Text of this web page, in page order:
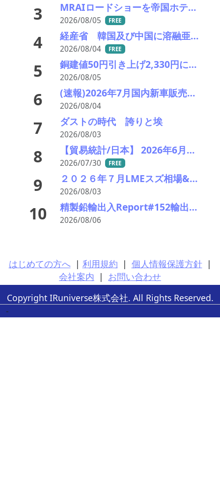
3 MRAIロードショーを帝国ホテルで開催 「MRAI国際ビジネスサミット(IBS2026)」、日本のリサイクル企業に参加呼びかけ
2026/08/05 FREE
4 経産省 韓国及び中国に溶融亜鉛メッキ類鋼材に対し不当廉売関税の課税を発表
2026/08/04 FREE
5 銅建値50円引き上げ2,330円に 中東緊張緩和期待でLME続伸、円高も一服
2026/08/05
6 (速報)2026年7月国内新車販売 41万7千台 前年同月比7%増加 4か月連続プラス
2026/08/04
7 ダストの時代 誇りと埃
2026/08/03
8 【貿易統計/日本】 2026年6月一覧表
2026/07/30 FREE
9 ２０２６年７月LMEスズ相場&在庫の推移一覧 供給制約と在庫減少で反発 月末は5万5,000ドル台を回復
2026/08/03
10 精製鉛輸出入Report#152輸出 2026年前半精製鉛・硬鉛ともに中国向け輸出急増
2026/08/06
はじめての方へ | 利用規約 | 個人情報保護方針 |
会社案内 | お問い合わせ
Copyright IRuniverse株式会社. All Rights Reserved.
-